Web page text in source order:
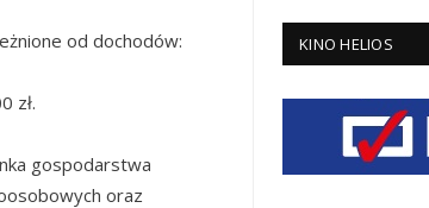
od dochodów:
zł.
gospodarstwa
oraz
KINO HELIOS